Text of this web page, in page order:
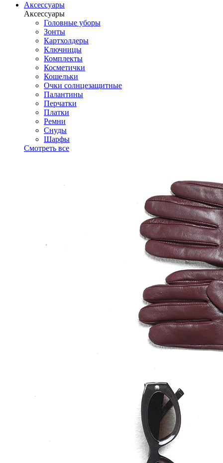
Аксессуары
Аксессуары
Головные уборы
Зонты
Картхолдеры
Ключницы
Комплекты
Косметички
Кошельки
Очки солнцезащитные
Палантины
Перчатки
Платки
Ремни
Снуды
Шарфы
Смотреть все